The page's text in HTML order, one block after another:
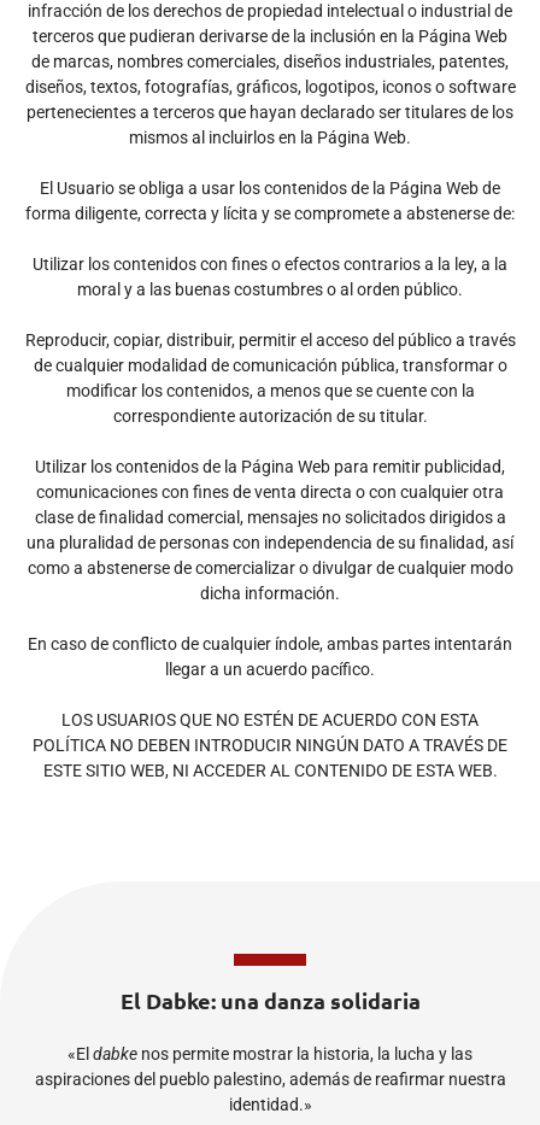
infracción de los derechos de propiedad intelectual o industrial de
terceros que pudieran derivarse de la inclusión en la Página Web
de marcas, nombres comerciales, diseños industriales, patentes,
diseños, textos, fotografías, gráficos, logotipos, iconos o software
pertenecientes a terceros que hayan declarado ser titulares de los
mismos al incluirlos en la Página Web.
El Usuario se obliga a usar los contenidos de la Página Web de
forma diligente, correcta y lícita y se compromete a abstenerse de:
Utilizar los contenidos con fines o efectos contrarios a la ley, a la
moral y a las buenas costumbres o al orden público.
Reproducir, copiar, distribuir, permitir el acceso del público a través
de cualquier modalidad de comunicación pública, transformar o
modificar los contenidos, a menos que se cuente con la
correspondiente autorización de su titular.
Utilizar los contenidos de la Página Web para remitir publicidad,
comunicaciones con fines de venta directa o con cualquier otra
clase de finalidad comercial, mensajes no solicitados dirigidos a
una pluralidad de personas con independencia de su finalidad, así
como a abstenerse de comercializar o divulgar de cualquier modo
dicha información.
En caso de conflicto de cualquier índole, ambas partes intentarán
llegar a un acuerdo pacífico.
LOS USUARIOS QUE NO ESTÉN DE ACUERDO CON ESTA
POLÍTICA NO DEBEN INTRODUCIR NINGÚN DATO A TRAVÉS DE
ESTE SITIO WEB, NI ACCEDER AL CONTENIDO DE ESTA WEB.
El Dabke: una danza solidaria
«El dabke nos permite mostrar la historia, la lucha y las
aspiraciones del pueblo palestino, además de reafirmar nuestra
identidad.»